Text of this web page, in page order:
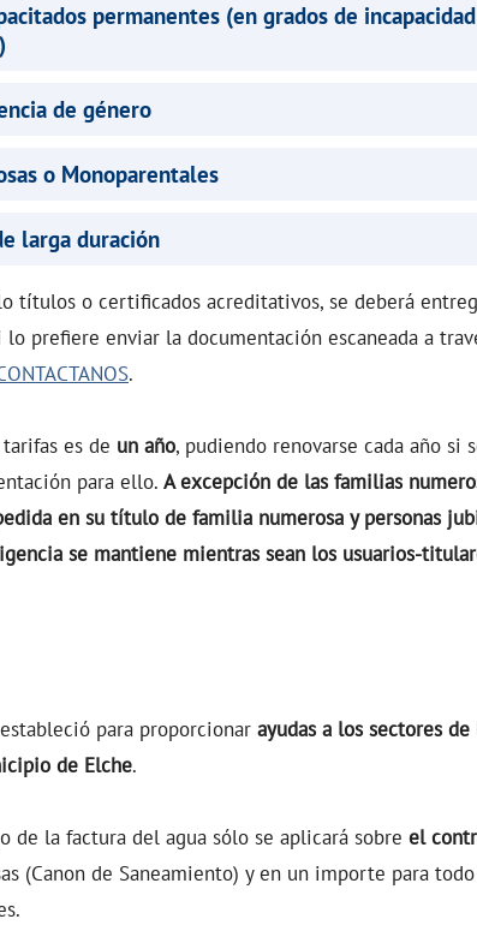
permanentes (en grados de
de género
o Monoparentales
larga duración
títulos o certificados acreditativos, se deberá
lo prefiere enviar la documentación escaneada a
.
es de un año, pudiendo renovarse cada año si
para ello. A excepción de las familias
en su título de familia numerosa y personas
se mantiene mientras sean los usuarios-
para proporcionar ayudas a los sectores
de Elche.
de la factura del agua sólo se aplicará sobre el
(Canon de Saneamiento) y en un importe para